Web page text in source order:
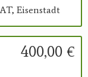
AT, Eisenstadt
400,00 €